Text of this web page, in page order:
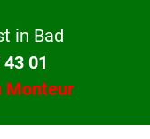
in Bad
01
Monteur